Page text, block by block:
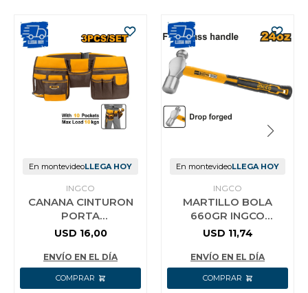
En montevideoLLEGA HOY
INGCO
CANANA CINTURON
PORTA
HERRAMIENTAS C 10
HTBP020328
USD 16,00
ENVÍO EN EL DÍA
En montevideoLLEGA HOY
INGCO
MARTILLO BOLA
660GR INGCO
HBPH88024 MANGO
USD 11,74
ENVÍO EN EL DÍA